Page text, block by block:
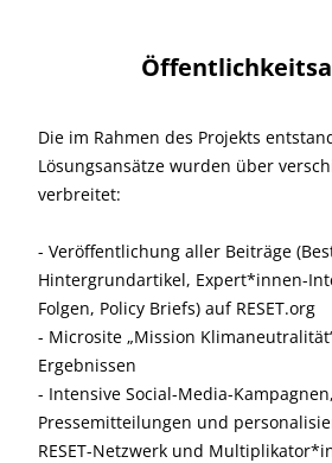
Die im Rahmen des Projekts
Lösungsansätze wurden über
verbreitet:
- Veröffentlichung aller Beiträge
Hintergrundartikel, Expert*innen-
Folgen, Policy Briefs) auf RESET.org
- Microsite „Mission
Ergebnissen
- Intensive Social-Media-
Pressemitteilungen und
RESET-Netzwerk und